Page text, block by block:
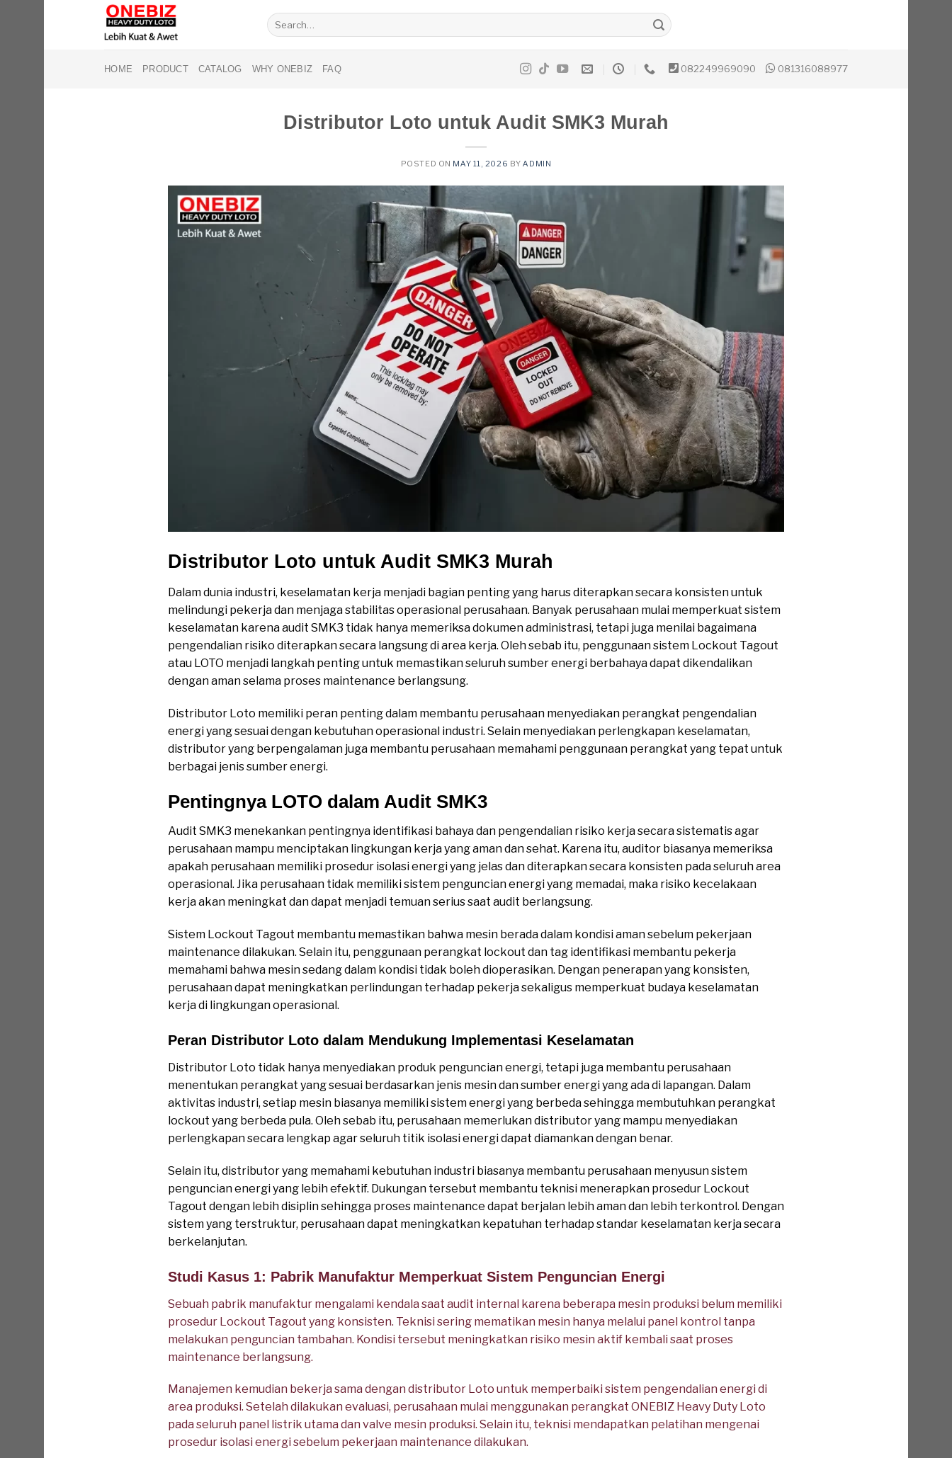
Search
for:
HOME PRODUCT CATALOG WHY ONEBIZ FAQ 082249969090 081316088977
Distributor Loto untuk Audit SMK3 Murah
POSTED ON MAY 11, 2026 BYADMIN
Distributor Loto untuk Audit SMK3 Murah
Dalam dunia industri, keselamatan kerja menjadi bagian penting yang harus diterapkan secara konsisten untuk
melindungi pekerja dan menjaga stabilitas operasional perusahaan. Banyak perusahaan mulai memperkuat sistem
keselamatan karena audit SMK3 tidak hanya memeriksa dokumen administrasi, tetapi juga menilai bagaimana
pengendalian risiko diterapkan secara langsung di area kerja. Oleh sebab itu, penggunaan sistem Lockout Tagout
atau LOTO menjadi langkah penting untuk memastikan seluruh sumber energi berbahaya dapat dikendalikan
dengan aman selama proses maintenance berlangsung.
Distributor Loto memiliki peran penting dalam membantu perusahaan menyediakan perangkat pengendalian
energi yang sesuai dengan kebutuhan operasional industri. Selain menyediakan perlengkapan keselamatan,
distributor yang berpengalaman juga membantu perusahaan memahami penggunaan perangkat yang tepat untuk
berbagai jenis sumber energi.
Pentingnya LOTO dalam Audit SMK3
Audit SMK3 menekankan pentingnya identifikasi bahaya dan pengendalian risiko kerja secara sistematis agar
perusahaan mampu menciptakan lingkungan kerja yang aman dan sehat. Karena itu, auditor biasanya memeriksa
apakah perusahaan memiliki prosedur isolasi energi yang jelas dan diterapkan secara konsisten pada seluruh area
operasional. Jika perusahaan tidak memiliki sistem penguncian energi yang memadai, maka risiko kecelakaan
kerja akan meningkat dan dapat menjadi temuan serius saat audit berlangsung.
Sistem Lockout Tagout membantu memastikan bahwa mesin berada dalam kondisi aman sebelum pekerjaan
maintenance dilakukan. Selain itu, penggunaan perangkat lockout dan tag identifikasi membantu pekerja
memahami bahwa mesin sedang dalam kondisi tidak boleh dioperasikan. Dengan penerapan yang konsisten,
perusahaan dapat meningkatkan perlindungan terhadap pekerja sekaligus memperkuat budaya keselamatan
kerja di lingkungan operasional.
Peran Distributor Loto dalam Mendukung Implementasi Keselamatan
Distributor Loto tidak hanya menyediakan produk penguncian energi, tetapi juga membantu perusahaan
menentukan perangkat yang sesuai berdasarkan jenis mesin dan sumber energi yang ada di lapangan. Dalam
aktivitas industri, setiap mesin biasanya memiliki sistem energi yang berbeda sehingga membutuhkan perangkat
lockout yang berbeda pula. Oleh sebab itu, perusahaan memerlukan distributor yang mampu menyediakan
perlengkapan secara lengkap agar seluruh titik isolasi energi dapat diamankan dengan benar.
Selain itu, distributor yang memahami kebutuhan industri biasanya membantu perusahaan menyusun sistem
penguncian energi yang lebih efektif. Dukungan tersebut membantu teknisi menerapkan prosedur Lockout
Tagout dengan lebih disiplin sehingga proses maintenance dapat berjalan lebih aman dan lebih terkontrol. Dengan
sistem yang terstruktur, perusahaan dapat meningkatkan kepatuhan terhadap standar keselamatan kerja secara
berkelanjutan.
Studi Kasus 1: Pabrik Manufaktur Memperkuat Sistem Penguncian Energi
Sebuah pabrik manufaktur mengalami kendala saat audit internal karena beberapa mesin produksi belum memiliki
prosedur Lockout Tagout yang konsisten. Teknisi sering mematikan mesin hanya melalui panel kontrol tanpa
melakukan penguncian tambahan. Kondisi tersebut meningkatkan risiko mesin aktif kembali saat proses
maintenance berlangsung.
Manajemen kemudian bekerja sama dengan distributor Loto untuk memperbaiki sistem pengendalian energi di
area produksi. Setelah dilakukan evaluasi, perusahaan mulai menggunakan perangkat ONEBIZ Heavy Duty Loto
pada seluruh panel listrik utama dan valve mesin produksi. Selain itu, teknisi mendapatkan pelatihan mengenai
prosedur isolasi energi sebelum pekerjaan maintenance dilakukan.